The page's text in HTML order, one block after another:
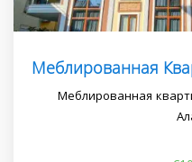
Меблированная